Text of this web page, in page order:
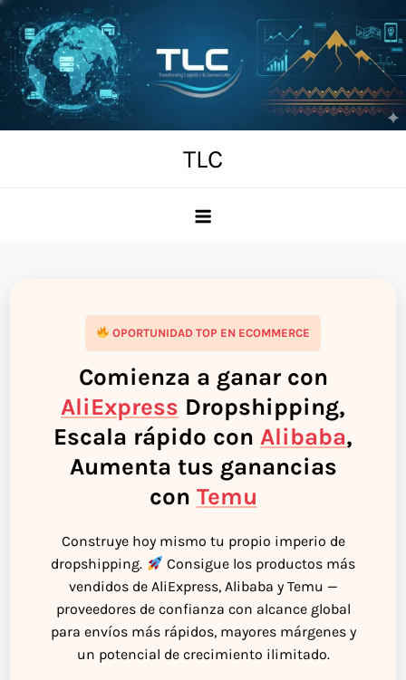
Skip
to
content
TLC
OPORTUNIDAD TOP EN ECOMMERCE
Comienza a ganar con
AliExpress Dropshipping,
Escala rápido con Alibaba,
Aumenta tus ganancias
con Temu
Construye hoy mismo tu propio imperio de
dropshipping.
Consigue los productos más
vendidos de AliExpress, Alibaba y Temu —
proveedores de confianza con alcance global
para envíos más rápidos, mayores márgenes y
un potencial de crecimiento ilimitado.